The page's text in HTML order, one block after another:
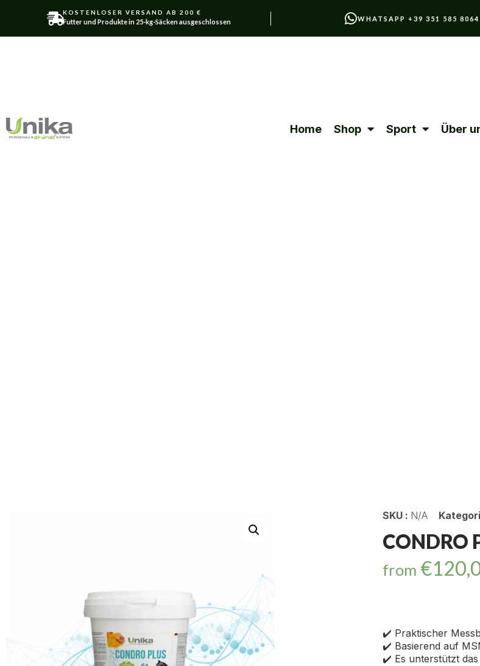
KOSTENLOSER VERSAND AB 200 €
Futter und Produkte in 25-kg-Säcken ausgeschlossen WHATSAPP +39 351 585 8064
Home Shop Sport Über
SKU : N/A
CONDRO
from €
✔️ Praktischer
✔️ Basierend auf
✔️ Es unterstützt